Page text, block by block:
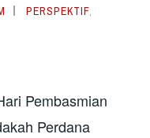
PERSPEKTIF,
Pembasmian
Perdana